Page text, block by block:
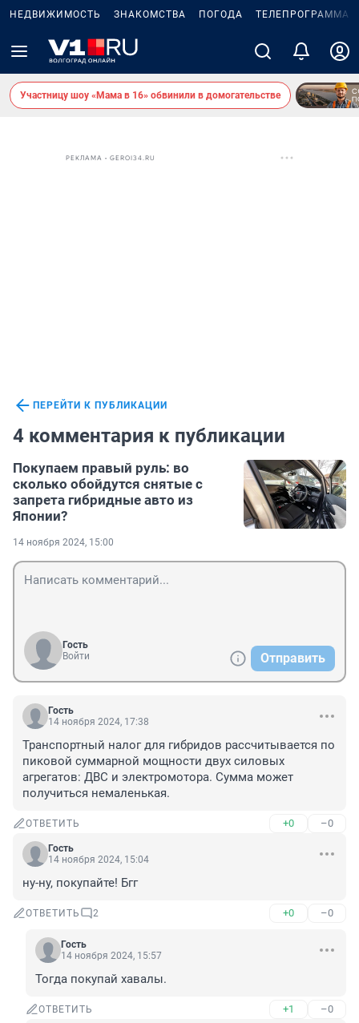
НЕДВИЖИМОСТЬ ЗНАКОМСТВА ПОГОДА ТЕЛЕПРОГРАММА
Участницу шоу «Мама в 16» обвинили в домогательстве
РЕКЛАМА • GEROI34.RU
ПЕРЕЙТИ К ПУБЛИКАЦИИ
4 комментария к публикации
Покупаем правый руль: во
сколько обойдутся снятые с
запрета гибридные авто из
Японии?
14 ноября 2024, 15:00
Гость
Войти
Отправить
Гость
14 ноября 2024, 17:38
Транспортный налог для гибридов рассчитывается по
пиковой суммарной мощности двух силовых
агрегатов: ДВС и электромотора. Сумма может
получиться немаленькая.
ОТВЕТИТЬ +0 –0
Гость
14 ноября 2024, 15:04
ну-ну, покупайте! Бгг
ОТВЕТИТЬ 2 +0 –0
Гость
14 ноября 2024, 15:57
Тогда покупай хавалы.
ОТВЕТИТЬ +1 –0